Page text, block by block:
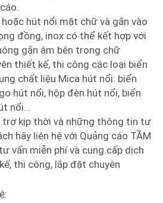
hút nổi mặt chữ và gắn vào
đồng, inox có thể kết hợp với
gắn âm bên trong chữ
thiết kế, thi công các loại biển
chất liệu Mica hút nổi: biển
hút nổi, hộp đèn hút nổi, biển
nổi…
kịp thời và những thông tin tư
hãy liên hệ với Quảng cáo TẦM
vấn miễn phí và cung cấp dịch
thi công, lắp đặt chuyên